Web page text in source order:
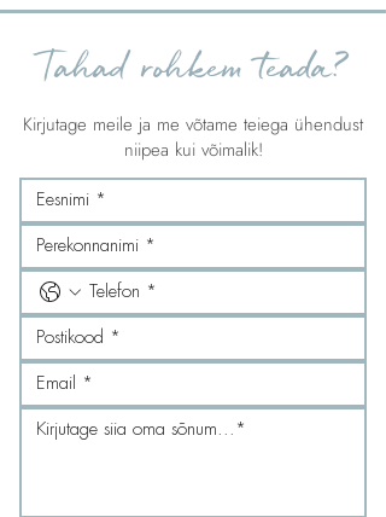
Tahad rohkem teada?
Kirjutage meile ja me võtame teiega ühendust
niipea kui võimalik!